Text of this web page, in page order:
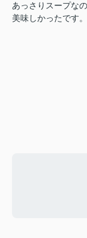
あっさりスープな
美味しかったです。